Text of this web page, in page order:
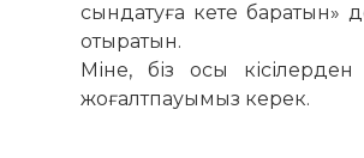
сын­датуға кете баратын»
отыратын.
Міне, біз осы
жоғалтпауымыз керек.